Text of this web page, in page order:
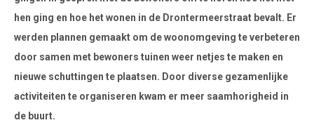
hen ging en hoe het wonen in de Drontermeerstraat bevalt. Er
werden plannen gemaakt om de woonomgeving te verbeteren
door samen met bewoners tuinen weer netjes te maken en
nieuwe schuttingen te plaatsen. Door diverse gezamenlijke
activiteiten te organiseren kwam er meer saamhorigheid in
de buurt.